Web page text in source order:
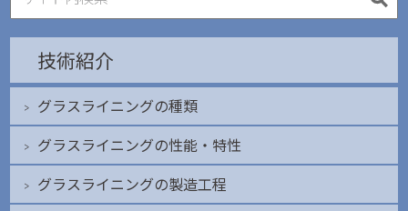
技術紹介
グラスライニングの種類
グラスライニングの性能・特性
グラスライニングの製造工程